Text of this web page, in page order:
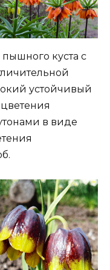
куста с
устойчивый
в виде